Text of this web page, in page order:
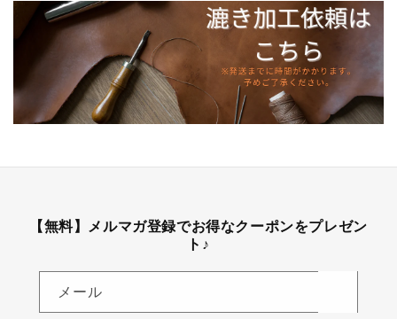
【無料】メルマガ登録でお得なクーポンをプレゼン
ト♪
メール